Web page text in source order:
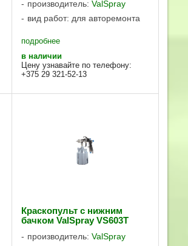
производитель: ValSpray
вид работ: для авторемонта
подробнее
в наличии
Цену узнавайте по телефону:
+375 29 321-52-13
Краскопульт с нижним
бачком ValSpray VS603T
производитель: ValSpray